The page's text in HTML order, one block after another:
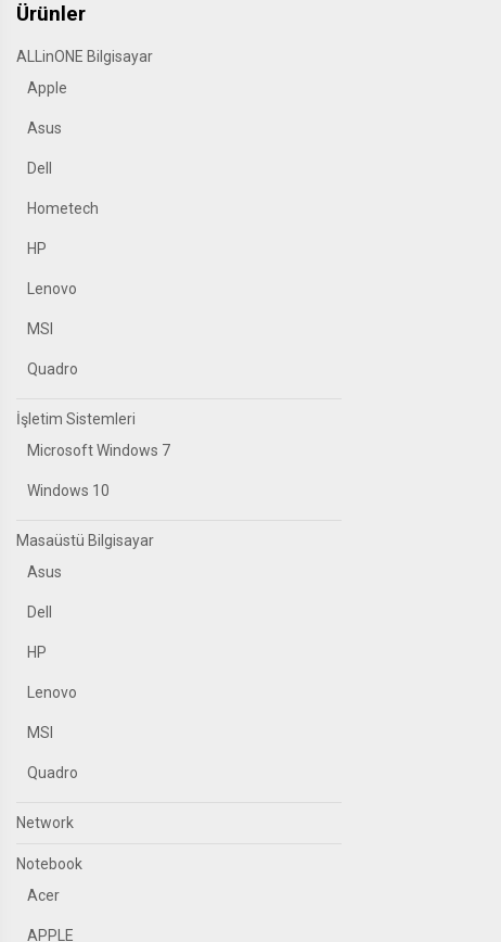
Ürünler
ALLinONE Bilgisayar
Apple
Asus
Dell
Hometech
HP
Lenovo
MSI
Quadro
İşletim Sistemleri
Microsoft Windows 7
Windows 10
Masaüstü Bilgisayar
Asus
Dell
HP
Lenovo
MSI
Quadro
Network
Notebook
Acer
APPLE